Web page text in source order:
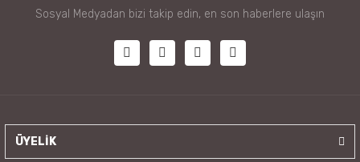
Sosyal Medyadan bizi takip edin, en son haberlere ulaşın
ÜYELİK